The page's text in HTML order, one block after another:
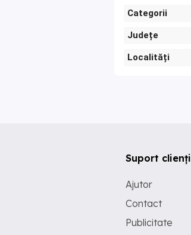
Categorii
Județe
Localități
Suport clienți
Ajutor
Contact
Publicitate